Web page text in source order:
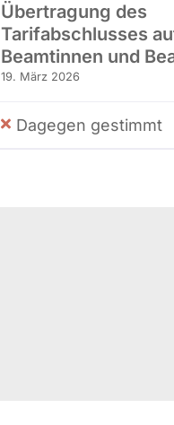
Übertragung des
Tarifabschlusses
Beamtinnen und
19. März 2026
Dagegen gestimmt